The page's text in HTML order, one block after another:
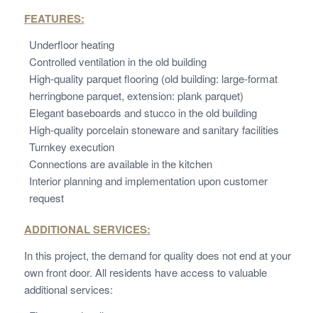
FEATURES:
Underfloor heating
Controlled ventilation in the old building
High-quality parquet flooring (old building: large-format
herringbone parquet, extension: plank parquet)
Elegant baseboards and stucco in the old building
High-quality porcelain stoneware and sanitary facilities
Turnkey execution
Connections are available in the kitchen
Interior planning and implementation upon customer
request
ADDITIONAL SERVICES:
In this project, the demand for quality does not end at your
own front door. All residents have access to valuable
additional services: